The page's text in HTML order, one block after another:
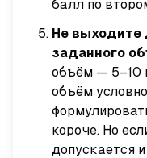
балл по
Не выходите
заданного
объём — 5–10
объём
короче. Но
допускается